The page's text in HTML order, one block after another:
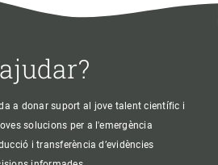
a donar suport al jove talent científic i
solucions per a l'emergència
i transferència d’evidències